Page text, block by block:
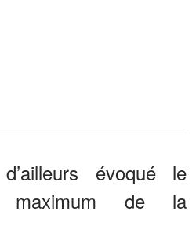
évoqué le
maximum de la